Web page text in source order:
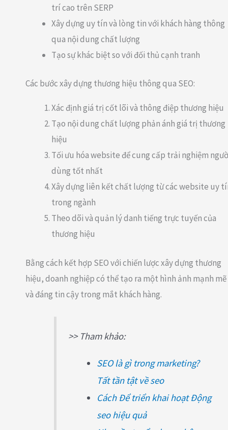
trí cao trên SERP
Xây dựng uy tín và lòng tin với khách hàng thông
qua nội dung chất lượng
Tạo sự khác biệt so với đối thủ cạnh tranh
Các bước xây dựng thương hiệu thông qua SEO:
Xác định giá trị cốt lõi và thông điệp thương hiệu
Tạo nội dung chất lượng phản ánh giá trị thương
hiệu
Tối ưu hóa website để cung cấp trải nghiệm
dùng tốt nhất
Xây dựng liên kết chất lượng từ các website uy
trong ngành
Theo dõi và quản lý danh tiếng trực tuyến của
thương hiệu
Bằng cách kết hợp SEO với chiến lược xây dựng thương
hiệu, doanh nghiệp có thể tạo ra một hình ảnh mạnh mẽ
và đáng tin cậy trong mắt khách hàng.
>> Tham khảo:
SEO là gì trong marketing?
Tất tần tật về seo
Cách Để triển khai hoạt Động
seo hiệu quả